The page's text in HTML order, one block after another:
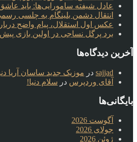
عادل شیفته سامورایی‌ها: باید
انتقال دشمن بلینگام به چلسی
عکس اول استقلال، پیام واضح
برد پرگل نساجی در اولین بازی
آخرین دیدگاه‌ها
sajjad در موزیک جدید ساسان آریا
آقای وردپرس در سلام دنیا!
بایگانی‌ها
آگوست 2026
جولای 2026
ژوئن 2026